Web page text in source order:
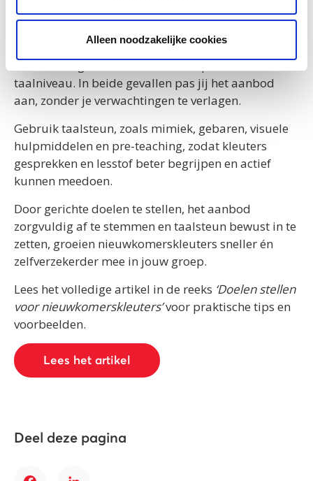
Alleen noodzakelijke cookies
én taalniveau
nieuwkomerskleuters. Soms hebben ze een ander
ontwikkelingsniveau, soms een beperkt Nederlands
taalniveau. In beide gevallen pas jij het aanbod
aan, zonder je verwachtingen te verlagen.
Gebruik taalsteun, zoals mimiek, gebaren, visuele
hulpmiddelen en pre-teaching, zodat kleuters
gesprekken en lesstof beter begrijpen en actief
kunnen meedoen.
Door gerichte doelen te stellen, het aanbod
zorgvuldig af te stemmen en taalsteun bewust in te
zetten, groeien nieuwkomerskleuters sneller én
zelfverzekerder mee in jouw groep.
Lees het volledige artikel in de reeks ‘Doelen stellen
voor nieuwkomerskleuters’voor praktische tips en
voorbeelden.
Lees het artikel
Deel deze pagina